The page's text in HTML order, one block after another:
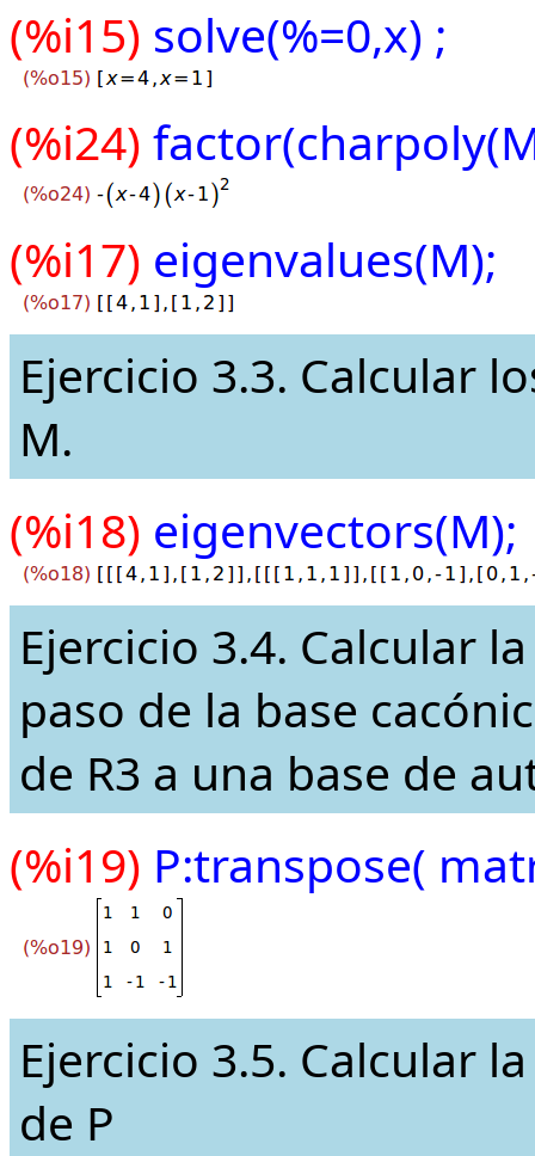
(%i15) solve(%=0,x) ;
(%i24)
(%i17) eigenvalues(M);
Ejercicio 3.3. Calcular
M.
(%i18) eigenvectors(M);
Ejercicio 3.4. Calcular
paso de la base
de R3 a una base de
(%i19) P:transpose(
Ejercicio 3.5. Calcular
de P